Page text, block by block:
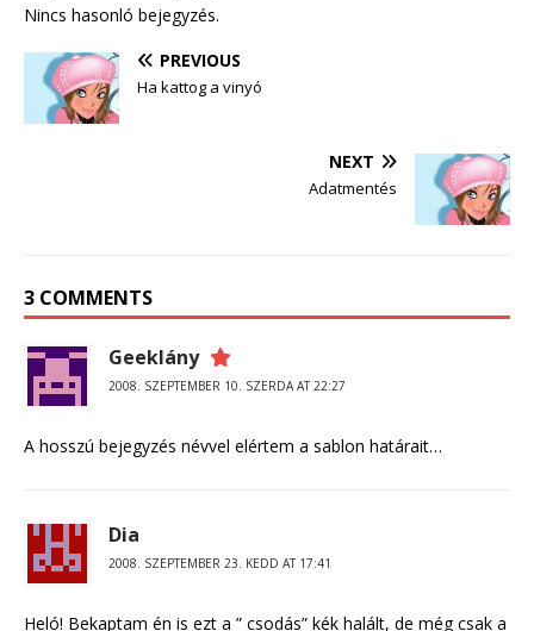
Nincs hasonló bejegyzés.
PREVIOUS
Ha kattog a vinyó
NEXT
Adatmentés
3 COMMENTS
Geeklány
2008. SZEPTEMBER 10. SZERDA AT 22:27
A hosszú bejegyzés névvel elértem a sablon határait…
Dia
2008. SZEPTEMBER 23. KEDD AT 17:41
Heló! Bekaptam én is ezt a ” csodás” kék halált, de még csak a